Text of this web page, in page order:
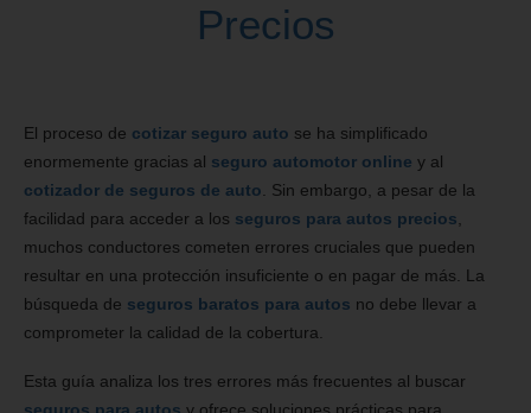
Precios
El proceso de cotizar seguro auto se ha simplificado
enormemente gracias al seguro automotor online y al
cotizador de seguros de auto . Sin embargo, a pesar de la
facilidad para acceder a los seguros para autos precios
muchos conductores cometen errores cruciales que pueden
resultar en una protección insuficiente o en pagar de más. La
búsqueda de seguros baratos para autos no debe llevar a
comprometer la calidad de la cobertura.
Esta guía analiza los tres errores más frecuentes al buscar
seguros para autos y ofrece soluciones prácticas para